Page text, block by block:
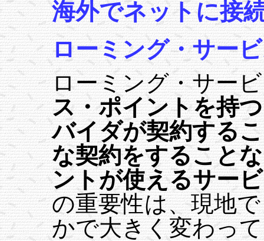
海外でネットに接
ローミング・サー
ローミング・サー
ス・ポイントを持
バイダが契約する
な契約をすること
ントが使えるサー
の重要性は、現地
かで大きく変わっ